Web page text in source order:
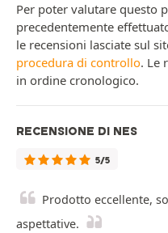
Per poter valutare questo
precedentemente
le recensioni lasciate sul
procedura di controllo. Le
in ordine cronologico.
RECENSIONE DI NES
5/5
Prodotto eccellente,
aspettative.